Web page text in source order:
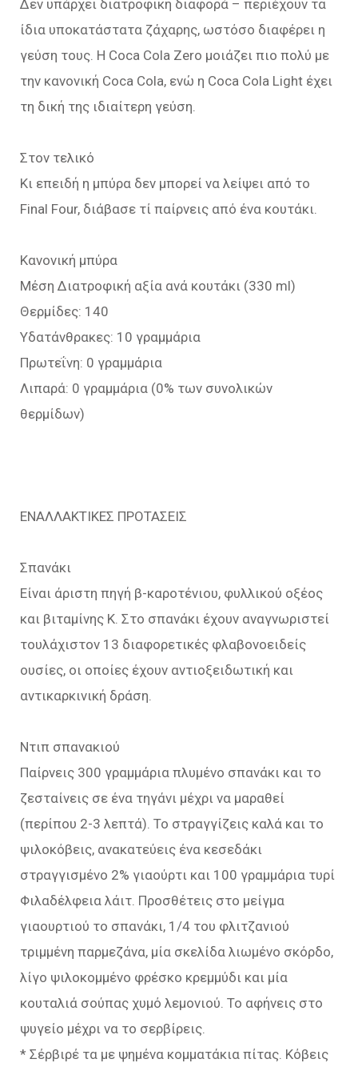
Δεν υπάρχει διατροφική διαφορά – περιέχουν τα
ίδια υποκατάστατα ζάχαρης, ωστόσο διαφέρει η
γεύση τους. Η Coca Cola Zero μοιάζει πιο πολύ με
την κανονική Coca Cola, ενώ η Coca Cola Light έχει
τη δική της ιδιαίτερη γεύση.
Στον τελικό
Κι επειδή η μπύρα δεν μπορεί να λείψει από το
Final Four, διάβασε τί παίρνεις από ένα κουτάκι.
Κανονική μπύρα
Μέση Διατροφική αξία ανά κουτάκι (330 ml)
Θερμίδες: 140
Υδατάνθρακες: 10 γραμμάρια
Πρωτεΐνη: 0 γραμμάρια
Λιπαρά: 0 γραμμάρια (0% των συνολικών
θερμίδων)
ΕΝΑΛΛΑΚΤΙΚΕΣ ΠΡΟΤΑΣΕΙΣ
Σπανάκι
Είναι άριστη πηγή β-καροτένιου, φυλλικού οξέος
και βιταμίνης Κ. Στο σπανάκι έχουν αναγνωριστεί
τουλάχιστον 13 διαφορετικές φλαβονοειδείς
ουσίες, οι οποίες έχουν αντιοξειδωτική και
αντικαρκινική δράση.
Ντιπ σπανακιού
Παίρνεις 300 γραμμάρια πλυμένο σπανάκι και το
ζεσταίνεις σε ένα τηγάνι μέχρι να μαραθεί
(περίπου 2-3 λεπτά). Το στραγγίζεις καλά και το
ψιλοκόβεις, ανακατεύεις ένα κεσεδάκι
στραγγισμένο 2% γιαούρτι και 100 γραμμάρια τυρί
Φιλαδέλφεια λάιτ. Προσθέτεις στο μείγμα
γιαουρτιού το σπανάκι, 1/4 του φλιτζανιού
τριμμένη παρμεζάνα, μία σκελίδα λιωμένο σκόρδο,
λίγο ψιλοκομμένο φρέσκο κρεμμύδι και μία
κουταλιά σούπας χυμό λεμονιού. Το αφήνεις στο
ψυγείο μέχρι να το σερβίρεις.
* Σέρβιρέ τα με ψημένα κομματάκια πίτας. Κόβεις